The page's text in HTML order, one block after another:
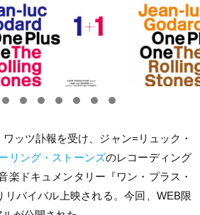
ワッツ訃報を受け、ジャン= リュック・
リング・ストーンズのレコーディング
楽ドキュメンタリー『ワン・プラス・
リバイバル上映される。今回、 WEB限